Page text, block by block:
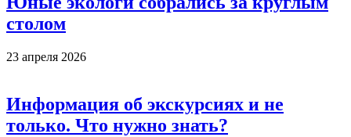
столом
23 апреля 2026
Информация об экскурсиях и не
только. Что нужно знать?